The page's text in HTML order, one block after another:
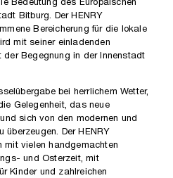
Bedeutung des Europäischen
Bitburg. Der HENRY
Bereicherung für die lokale
mit seiner einladenden
der Begegnung in der Innenstadt
bei herrlichem Wetter,
Gelegenheit, das neue
sich von den modernen und
überzeugen. Der HENRY
mit vielen handgemachten
und Osterzeit, mit
Kinder und zahlreichen